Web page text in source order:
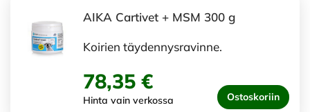
AIKA Cartivet + MSM 300 g
Koirien täydennysravinne.
78,35 €
Hinta vain verkossa Ostoskoriin